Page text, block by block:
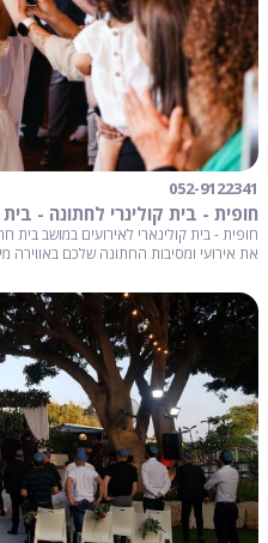
052-9122341
חופית - בית קולינרי לחתונה -
חופית - בית קולינארי לאירועים במושב בית
את אירועי ומסיבות החתונה שלכם באווירה